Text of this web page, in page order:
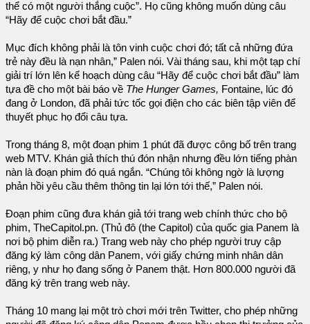
thể có một người thắng cuộc”. Họ cũng không muốn dùng câu
“Hãy để cuộc chơi bắt đầu.”
Mục đích không phải là tôn vinh cuộc chơi đó; tất cả những đứa
trẻ này đều là nạn nhân,” Palen nói. Vài tháng sau, khi một tạp chí
giải trí lớn lên kế hoạch dùng câu “Hãy để cuộc chơi bắt đầu” làm
tựa đề cho một bài báo về The Hunger Games, Fontaine, lúc đó
đang ở London, đã phải tức tốc gọi điện cho các biên tập viên để
thuyết phục họ đổi câu tựa.
Trong tháng 8, một đoạn phim 1 phút đã được công bố trên trang
web MTV. Khán giả thích thú đón nhận nhưng đều lớn tiếng phàn
nàn là đoạn phim đó quá ngắn. “Chúng tôi không ngờ là lượng
phản hồi yêu cầu thêm thông tin lại lớn tới thế,” Palen nói.
Đoạn phim cũng đưa khán giả tới trang web chính thức cho bộ
phim, TheCapitol.pn. (Thủ đô (the Capitol) của quốc gia Panem là
nơi bộ phim diễn ra.) Trang web này cho phép người truy cập
đăng ký làm công dân Panem, với giấy chứng minh nhân dân
riêng, y như họ đang sống ở Panem thật. Hơn 800.000 người đã
đăng ký trên trang web này.
Tháng 10 mang lại một trò chơi mới trên Twitter, cho phép những